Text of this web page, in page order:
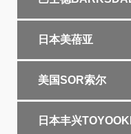
日本美蓓亚
美国SOR索尔
日本丰兴TOYOOKI